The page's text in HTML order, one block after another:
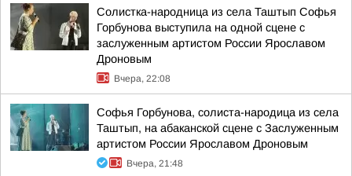
Солистка-народница из села Таштып Софья
Горбунова выступила на одной сцене с
заслуженным артистом России Ярославом
Дроновым
Вчера, 22:08
Софья Горбунова, солиста-народица из села
Таштып, на абаканской сцене с Заслуженным
артистом России Ярославом Дроновым
Вчера, 21:48